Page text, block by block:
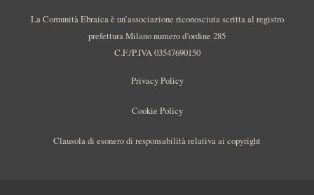
La Comunità Ebraica è un’associazione riconosciuta scritta al registro
prefettura Milano numero d’ordine 285
C.F./P.IVA 03547690150
Privacy Policy
Cookie Policy
Clausola di esonero di responsabilità relativa ai copyright